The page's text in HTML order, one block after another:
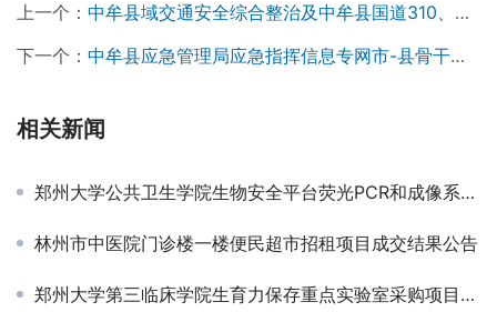
上一个： 中牟县域交通安全综合整治及中牟县国道310、省道S312交通安全隐患整治工程施工结果公示
下一个： 中牟县应急管理局应急指挥信息专网市-县骨干网建设项目结果公告
相关新闻
郑州大学公共卫生学院生物安全平台荧光PCR和成像系统采购项目-询价公告
林州市中医院门诊楼一楼便民超市招租项目成交结果公告
郑州大学第三临床学院生育力保存重点实验室采购项目-成交公告